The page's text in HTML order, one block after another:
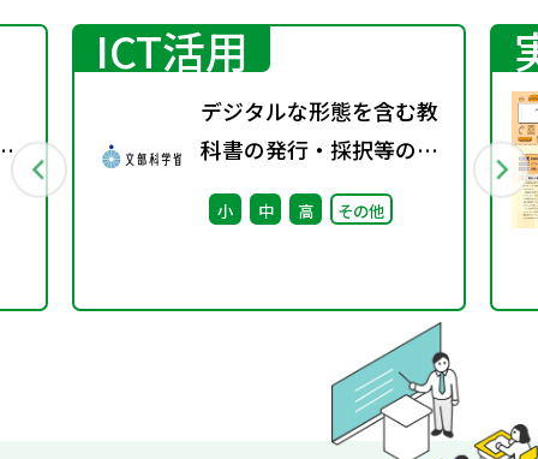
ICT活用
デジタルな形態を含む教
科書の発行・採択等の指
針に関する検討会議（第
4回） 配布資料
小 中 高 その他